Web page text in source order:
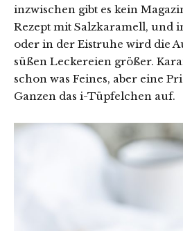
inzwischen gibt es kein
Rezept mit Salzkaramell, und
oder in der Eistruhe wird die
süßen Leckereien größer.
schon was Feines, aber eine
Ganzen das i-Tüpfelchen auf.